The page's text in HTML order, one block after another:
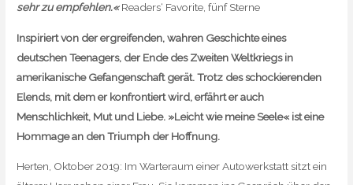
sehr zu empfehlen.« Readers‘ Favorite, fünf Sterne
Inspiriert von der ergreifenden, wahren Geschichte eines
deutschen Teenagers, der Ende des Zweiten Weltkriegs in
amerikanische Gefangenschaft gerät. Trotz des schockierenden
Elends, mit dem er konfrontiert wird, erfährt er auch
Menschlichkeit, Mut und Liebe. »Leicht wie meine Seele« ist eine
Hommage an den Triumph der Hoffnung.
Herten, Oktober 2019: Im Warteraum einer Autowerkstatt sitzt ein